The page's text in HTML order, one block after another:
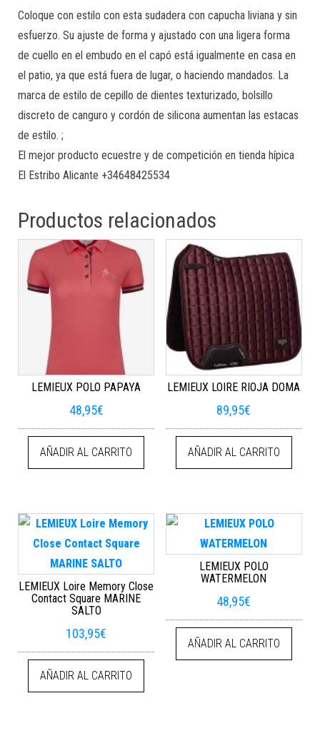
Coloque con estilo con esta sudadera con capucha liviana y sin
esfuerzo. Su ajuste de forma y ajustado con una ligera forma
de cuello en el embudo en el capó está igualmente en casa en
el patio, ya que está fuera de lugar, o haciendo mandados. La
marca de estilo de cepillo de dientes texturizado, bolsillo
discreto de canguro y cordón de silicona aumentan las estacas
de estilo. ;
El mejor producto ecuestre y de competición en tienda hípica
El Estribo Alicante +34648425534
Productos relacionados
LEMIEUX POLO PAPAYA
48,95€
AÑADIR AL CARRITO
LEMIEUX LOIRE RIOJA DOMA
89,95€
AÑADIR AL CARRITO
LEMIEUX Loire Memory Close
Contact Square MARINE
SALTO
103,95€
AÑADIR AL CARRITO
LEMIEUX POLO
WATERMELON
48,95€
AÑADIR AL CARRITO